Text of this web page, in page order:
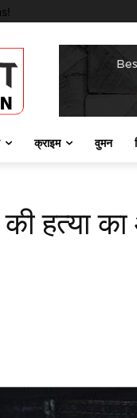
क्राइम वुमन
हत्या का